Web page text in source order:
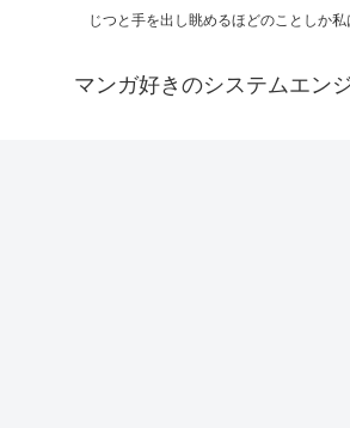
じつと手を出し眺めるほどのことしか
マンガ好きのシステムエン